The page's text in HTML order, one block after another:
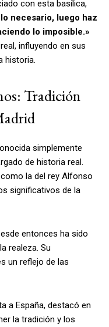
con esta basílica,
necesario, luego haz
lo imposible.»
influyendo en sus
historia.
Tradición
simplemente
de historia real.
la del rey Alfonso
significativos de la
entonces ha sido
realeza. Su
un reflejo de las
a España, destacó en
la tradición y los